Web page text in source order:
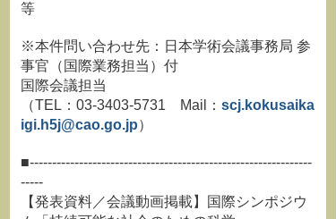
等
※本件問い合わせ先：日本学術会議事務局 参
事官（国際業務担当）付
国際会議担当
（TEL：03-3403-5731 Mail： scj.kokusaika
igi.h5j@cao.go.jp）
■---------------------------------------------------------------
-----
【発表資料／会議動画掲載】国際シンポジウ